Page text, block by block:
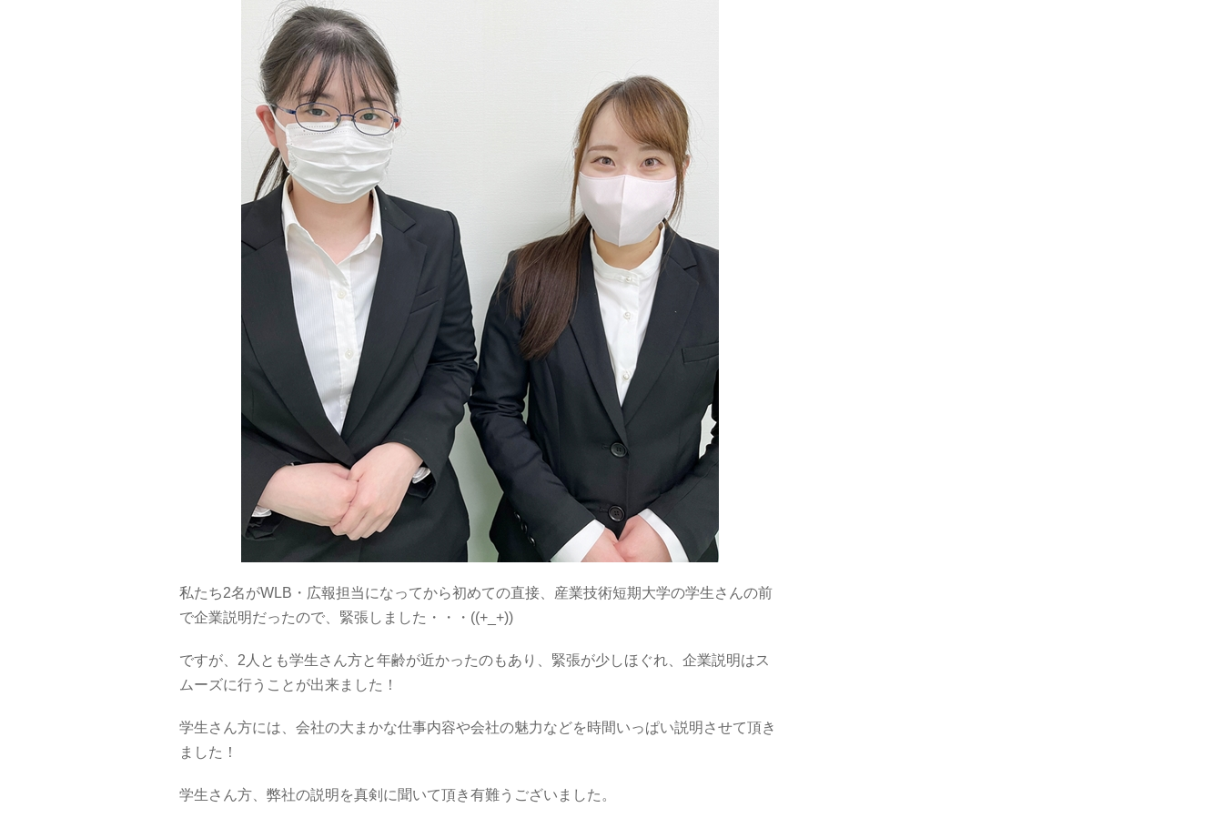
私たち2名がWLB・広報担当になってから初めての直接、産業技術短期大学の学生さんの前
で企業説明だったので、緊張しました・・・((+_+))
ですが、2人とも学生さん方と年齢が近かったのもあり、緊張が少しほぐれ、企業説明はス
ムーズに行うことが出来ました！
学生さん方には、会社の大まかな仕事内容や会社の魅力などを時間いっぱい説明させて頂き
ました！
学生さん方、弊社の説明を真剣に聞いて頂き有難うございました。